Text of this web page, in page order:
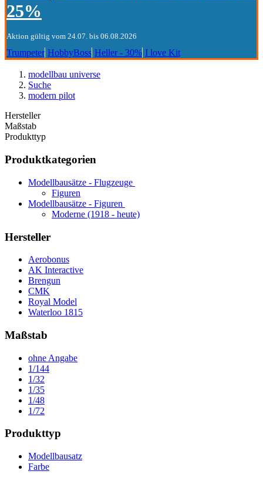
25%
Aktion gültig vom 24.07. bis 06.08.2026
Trumpeter HobbyBoss Heller - 30% I love Kit
modellbau universe
Suche
modern pilot
Hersteller
Maßstab
Produkttyp
Produktkategorien
Modellbausätze - Flugzeuge
Figuren
Modellbausätze - Figuren
Moderne (1918 - heute)
Hersteller
Aerobonus
AK Interactive
Brengun
CMK
Royal Model
Waterloo 1815
Maßstab
ohne Angabe
1/144
1/32
1/35
1/48
1/72
Produkttyp
Modellbausatz
Farbe